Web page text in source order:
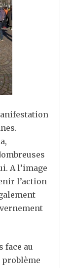
A l’image
l’action
face au
problème